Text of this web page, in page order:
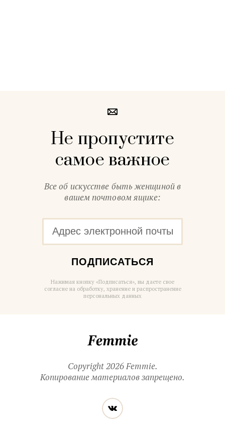
Не пропустите
самое важное
Все об искусстве быть женщиной в
вашем почтовом ящике:
ПОДПИСАТЬСЯ
Нажимая кнопку «Подписаться», вы даете свое
согласие на обработку, хранение и распространение
персональных данных
Copyright 2026 Femmie.
Копирование материалов запрещено.
Читайте
нас
в социальных